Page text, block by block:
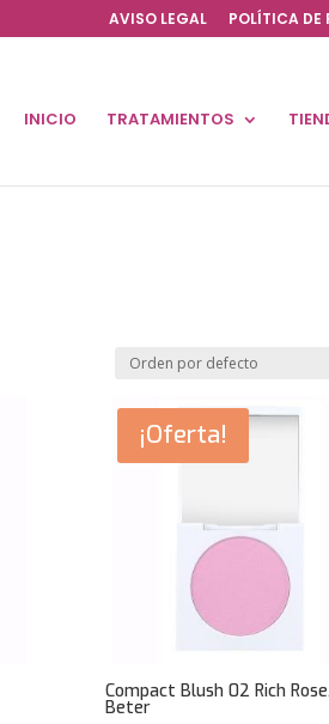
AVISO LEGAL POLÍTICA DE
INICIO TRATAMIENTOS
¡Oferta!
Compact Blush 02 Rich Rose.
Beter